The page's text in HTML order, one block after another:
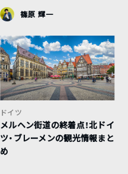
篠原 輝一
ドイツ
メルヘン街道の終着点！北ドイ
ツ・ブレーメンの観光情報まと
め